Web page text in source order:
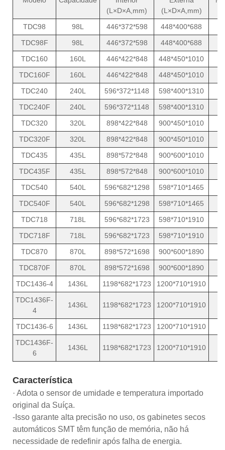
(L×D×A,mm)
(L×D×A,mm)
TDC98
98L 446*372*598 448*400*688
TDC98F
98L 446*372*598 448*400*688
TDC160
160L 446*422*848 448*450*1010
TDC160F
160L 446*422*848 448*450*1010
TDC240
240L 596*372*1148 598*400*1310
TDC240F
240L 596*372*1148 598*400*1310
TDC320
320L 898*422*848 900*450*1010
TDC320F
320L 898*422*848 900*450*1010
TDC435
435L 898*572*848 900*600*1010
TDC435F
435L 898*572*848 900*600*1010
TDC540
540L 596*682*1298 598*710*1465
TDC540F
540L 596*682*1298 598*710*1465
TDC718
718L 596*682*1723 598*710*1910
TDC718F
718L 596*682*1723 598*710*1910
TDC870
870L 898*572*1698 900*600*1890
TDC870F
870L 898*572*1698 900*600*1890
TDC1436-4
1436L 1198*682*1723 1200*710*1910
TDC1436F-
4
1436L 1198*682*1723 1200*710*1910
TDC1436-6 1436L 1198*682*1723 1200*710*1910
TDC1436F-
6
1436L 1198*682*1723 1200*710*1910
Característica
· Adota o sensor de umidade e temperatura importado
original da Suíça.
-Isso garante alta precisão no uso, os gabinetes secos
automáticos SMT têm função de memória, não há
necessidade de redefinir após falha de energia.